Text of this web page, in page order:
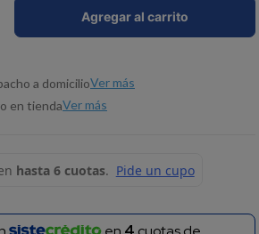
Agregar al carrito
a domicilioVer más
en tiendaVer más